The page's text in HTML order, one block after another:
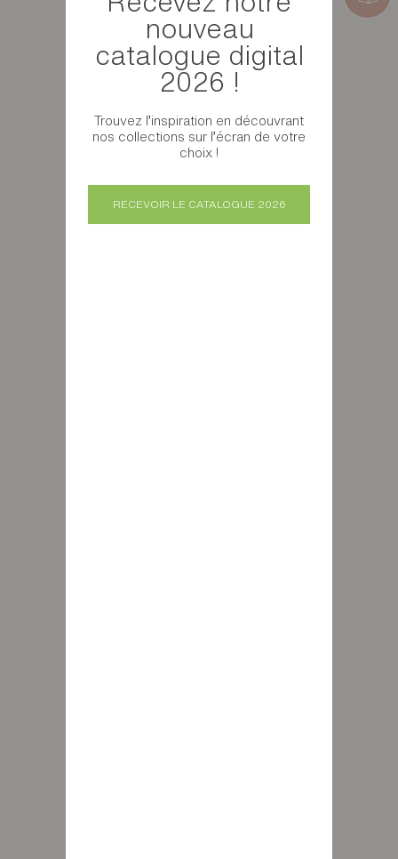
nouveau
catalogue digital
2026 !
Trouvez l’inspiration en découvrant
nos collections sur l’écran de votre
choix !
RECEVOIR LE CATALOGUE 2026